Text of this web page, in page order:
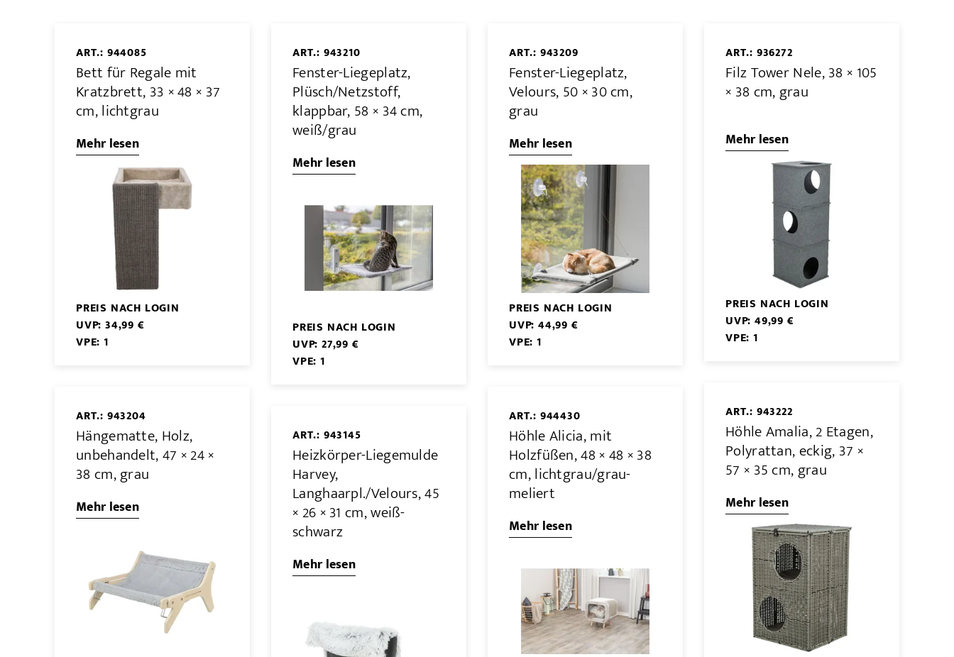
ART.: 944085
Bett für Regale mit
Kratzbrett, 33 × 48 × 37
cm, lichtgrau
Mehr lesen
PREIS NACH LOGIN
UVP: 34,99 €
VPE: 1
ART.: 943210
Fenster-Liegeplatz,
Plüsch/Netzstoff,
klappbar, 58 × 34 cm,
weiß/grau
Mehr lesen
PREIS NACH LOGIN
UVP: 27,99 €
VPE: 1
ART.: 943209
Fenster-Liegeplatz,
Velours, 50 × 30 cm,
grau
Mehr lesen
PREIS NACH LOGIN
UVP: 44,99 €
VPE: 1
ART.: 936272
Filz Tower Nele, 38 × 105
× 38 cm, grau
Mehr lesen
PREIS NACH LOGIN
UVP: 49,99 €
VPE: 1
ART.: 943204
Hängematte, Holz,
unbehandelt, 47 × 24 ×
38 cm, grau
Mehr lesen
ART.: 943145
Heizkörper-Liegemulde
Harvey,
Langhaarpl./Velours, 45
× 26 × 31 cm, weiß-
schwarz
Mehr lesen
ART.: 944430
Höhle Alicia, mit
Holzfüßen, 48 × 48 × 38
cm, lichtgrau/grau-
meliert
Mehr lesen
ART.: 943222
Höhle Amalia, 2 Etagen,
Polyrattan, eckig, 37 ×
57 × 35 cm, grau
Mehr lesen